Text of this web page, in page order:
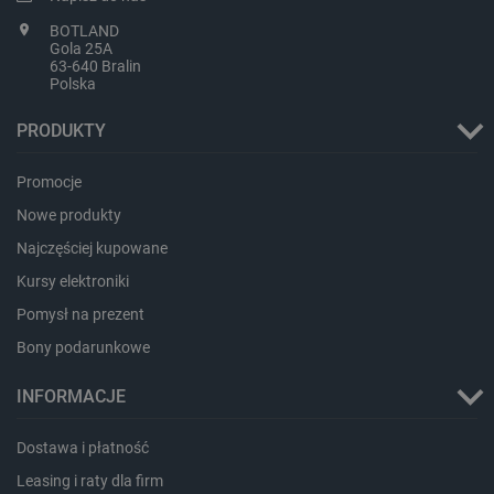
BOTLAND
Gola 25A
63-640 Bralin
Polska
PRODUKTY
Promocje
Nowe produkty
Najczęściej kupowane
Kursy elektroniki
Pomysł na prezent
Bony podarunkowe
INFORMACJE
Dostawa i płatność
Leasing i raty dla firm
Polityce prywatności Google